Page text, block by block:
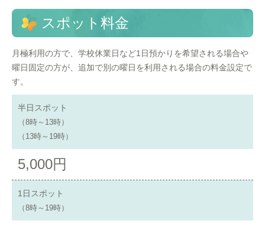
スポット料金
月極利用の方で、学校休業日など1日預かりを希望される場合や
曜日固定の方が、追加で別の曜日を利用される場合の料金設定で
す。
半日スポット
（8時～13時）
（13時～19時）
5,000円
1日スポット
（8時～19時）